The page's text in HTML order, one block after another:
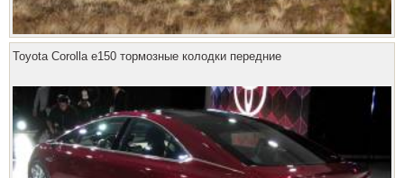
Toyota Corolla e150 тормозные колодки передние